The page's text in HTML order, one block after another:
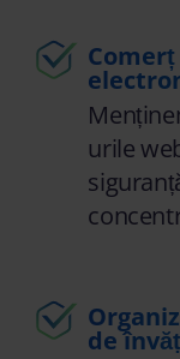
urile
de